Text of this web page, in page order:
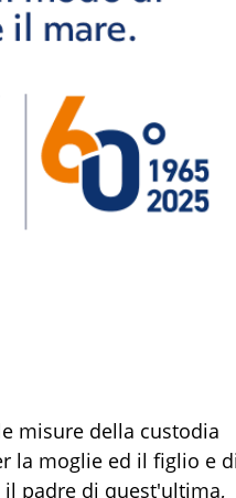
misure della custodia
la moglie ed il figlio e di
padre di quest'ultima,